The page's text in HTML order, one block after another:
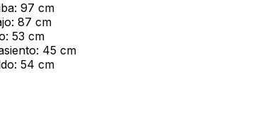
97 cm
87 cm
53 cm
45 cm
54 cm